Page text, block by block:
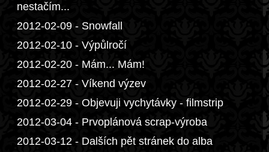
nestačím...
2012-02-09 - Snowfall
2012-02-10 - Výpůlročí
2012-02-20 - Mám... Mám!
2012-02-27 - Víkend výzev
2012-02-29 - Objevuji vychytávky - filmstrip
2012-03-04 - Prvoplánová scrap-výroba
2012-03-12 - Dalších pět stránek do alba